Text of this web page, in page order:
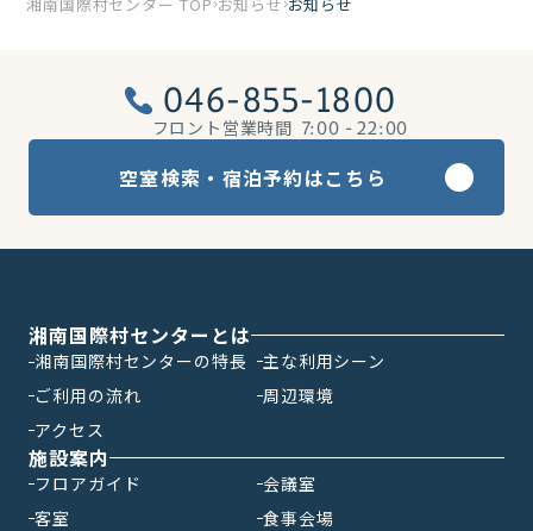
046-855-1800
フロント営業時間 7:00 - 22:00
空室検索・宿泊予約はこちら
湘南国際村センターとは
湘南国際村センターの特長
主な利用シーン
ご利用の流れ
周辺環境
アクセス
施設案内
フロアガイド
会議室
客室
食事会場